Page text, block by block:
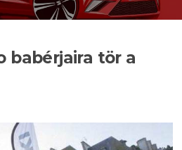
babérjaira tör a